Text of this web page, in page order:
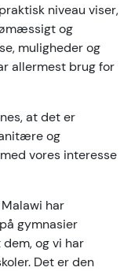
niveau viser,
og
muligheder og
allermest brug for
at det er
og
vores interesse
har
gymnasier
og vi har
Det er den